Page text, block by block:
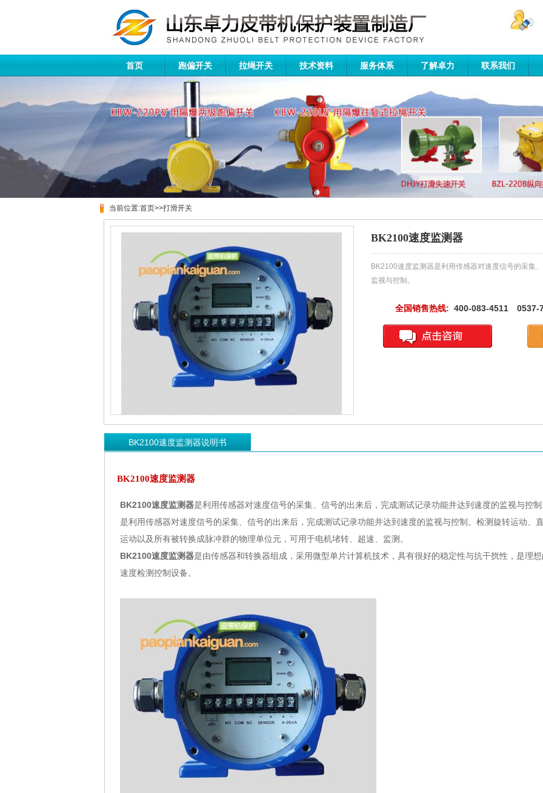
首页 跑偏开关 拉绳开关 技术资料 服务体系 了解卓力 联系我们
当前位置:首页>>打滑开关
BK2100速度监测器
BK2100速度监测器是利用传感器对速度信号的采集
监视与控制。
全国销售热线: 400-083-4511 0537-
BK2100速度监测器说明书
BK2100速度监测器
BK2100速度监测器是利用传感器对速度信号的采集、信号的出来后，完成测试记录功能并达到速度的监视与控
是利用传感器对速度信号的采集、信号的出来后，完成测试记录功能并达到速度的监视与控制。检测旋转运动、
运动以及所有被转换成脉冲群的物理单位元，可用于电机堵转、超速、监测。
BK2100速度监测器是由传感器和转换器组成，采用微型单片计算机技术，具有很好的稳定性与抗干扰性，是理
速度检测控制设备。